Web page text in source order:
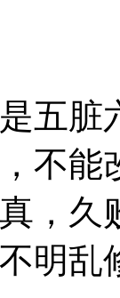
脏
不
，久
明乱